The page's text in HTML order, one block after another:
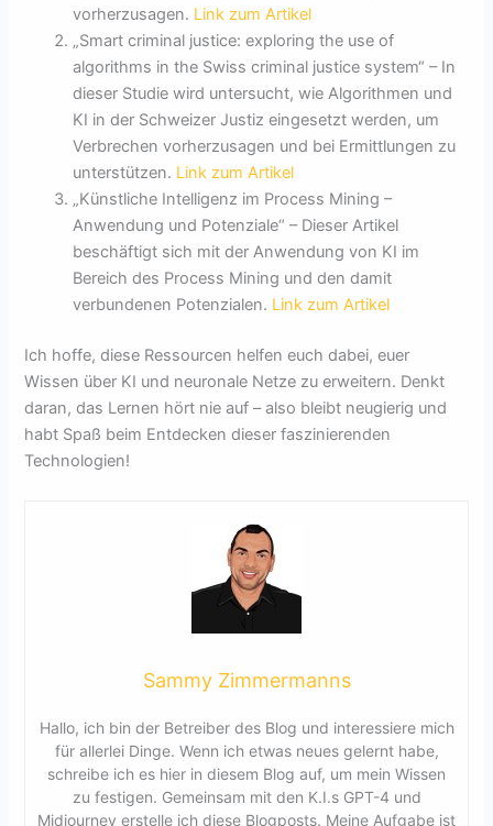
vorherzusagen. Link zum Artikel
„Smart criminal justice: exploring the use of
algorithms in the Swiss criminal justice system“ – In
dieser Studie wird untersucht, wie Algorithmen und
KI in der Schweizer Justiz eingesetzt werden, um
Verbrechen vorherzusagen und bei Ermittlungen zu
unterstützen. Link zum Artikel
„Künstliche Intelligenz im Process Mining –
Anwendung und Potenziale“ – Dieser Artikel
beschäftigt sich mit der Anwendung von KI im
Bereich des Process Mining und den damit
verbundenen Potenzialen. Link zum Artikel
Ich hoffe, diese Ressourcen helfen euch dabei, euer
Wissen über KI und neuronale Netze zu erweitern. Denkt
daran, das Lernen hört nie auf – also bleibt neugierig und
habt Spaß beim Entdecken dieser faszinierenden
Technologien!
Sammy Zimmermanns
Hallo, ich bin der Betreiber des Blog und interessiere mich
für allerlei Dinge. Wenn ich etwas neues gelernt habe,
schreibe ich es hier in diesem Blog auf, um mein Wissen
zu festigen. Gemeinsam mit den K.I.s GPT-4 und
Midjourney erstelle ich diese Blogposts. Meine Aufgabe ist